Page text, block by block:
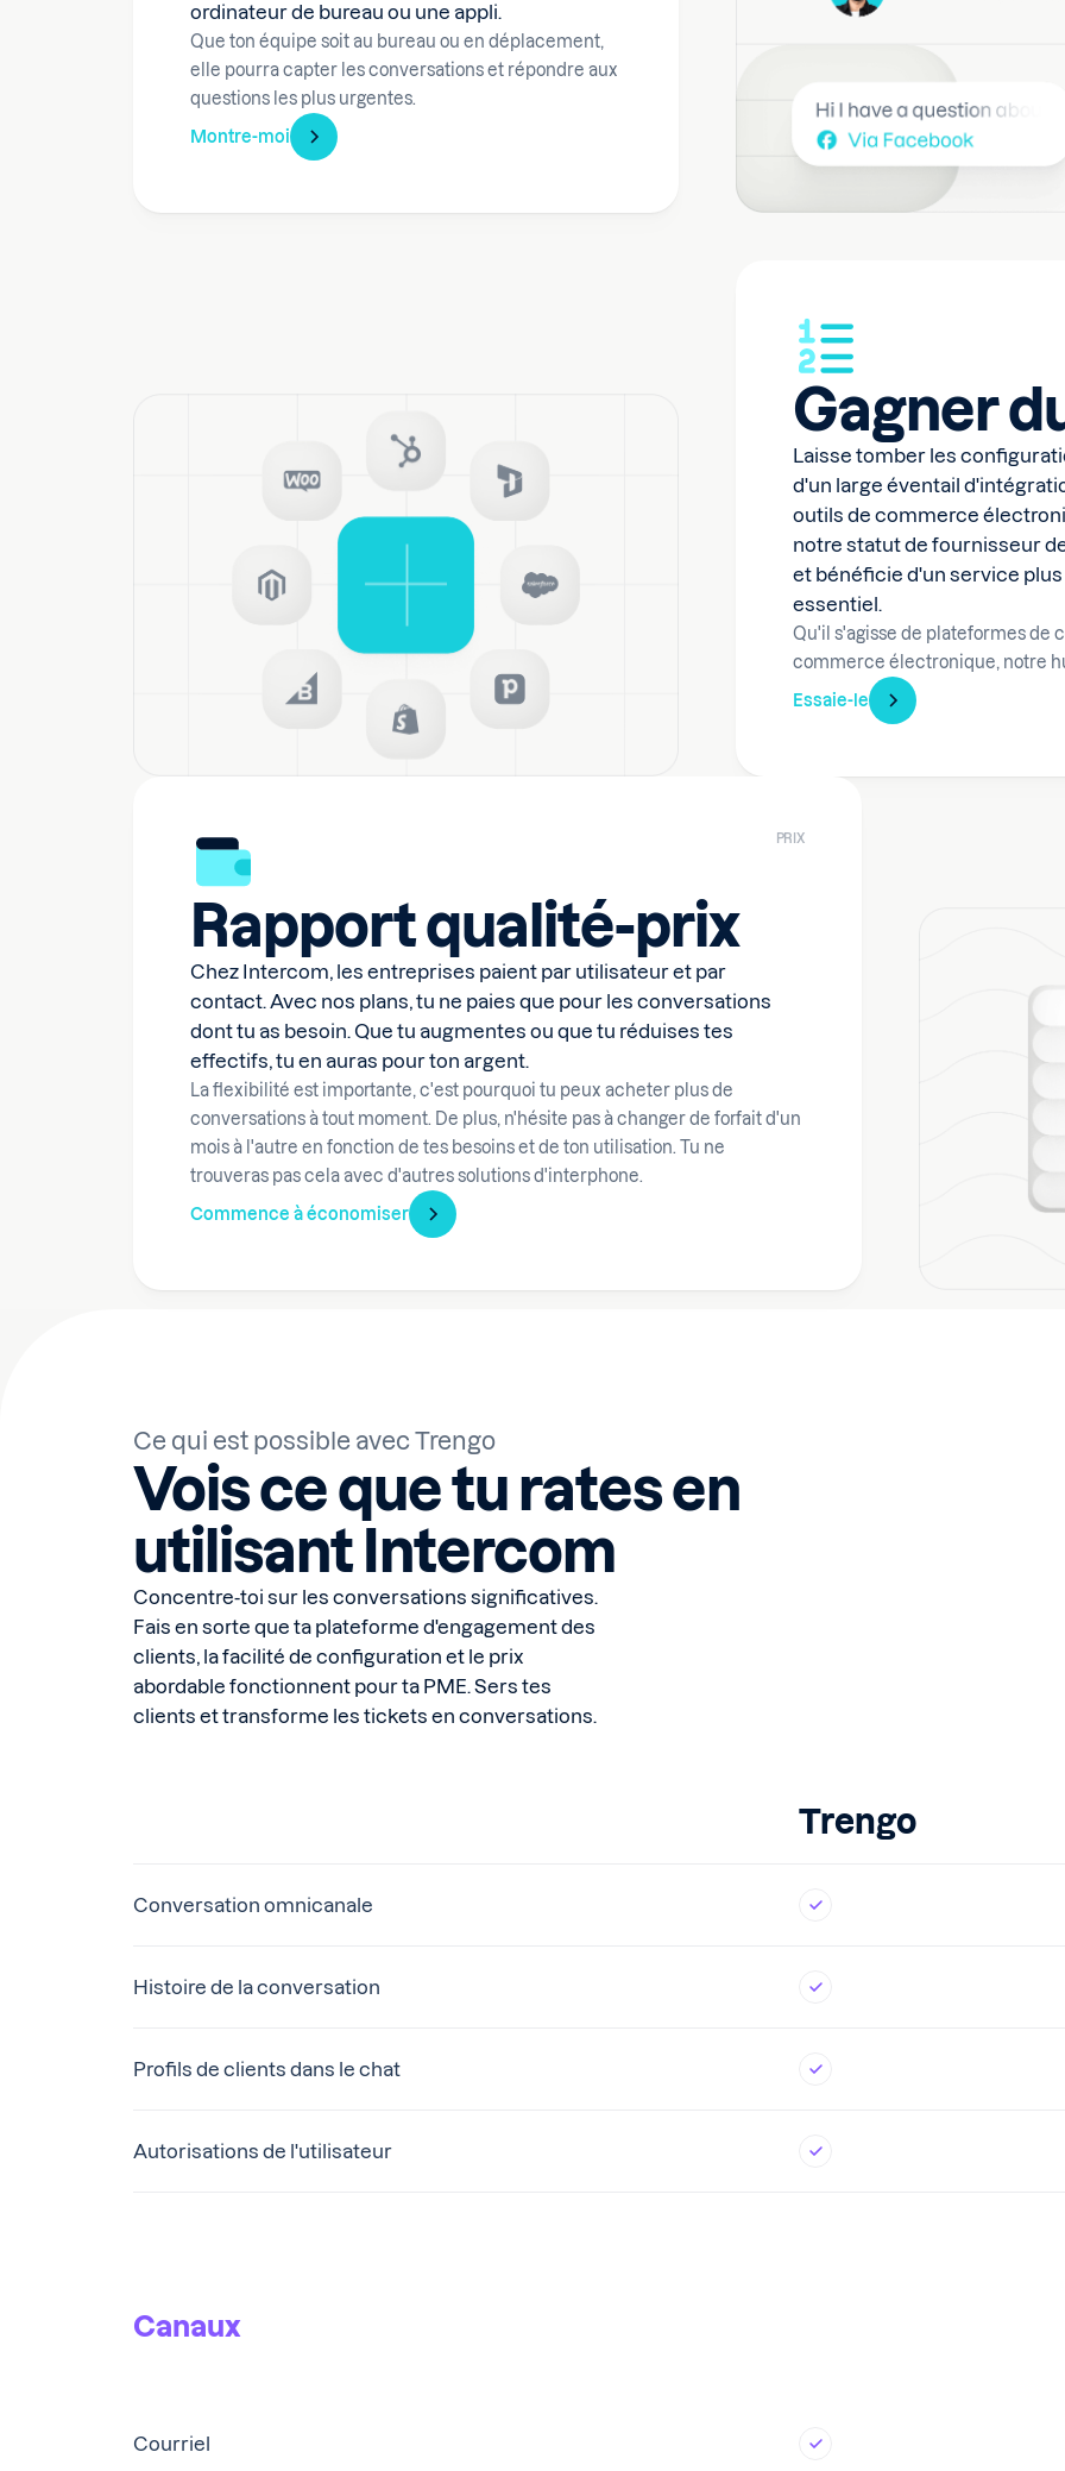
ordinateur de bureau ou une appli.
Que ton équipe soit au bureau ou en déplacement,
elle pourra capter les conversations et répondre aux
questions les plus urgentes.
Montre-moi
Gagner
Laisse tomber les
d'un large éventail
outils de commerce
notre statut de fournisseur
et bénéficie d'un service
essentiel.
Qu'il s'agisse de plateformes de
commerce électronique, notre
Essaie-le
PRIX
Rapport qualité-prix
Chez Intercom, les entreprises paient par utilisateur et par
contact. Avec nos plans, tu ne paies que pour les conversations
dont tu as besoin. Que tu augmentes ou que tu réduises tes
effectifs, tu en auras pour ton argent.
La flexibilité est importante, c'est pourquoi tu peux acheter plus de
conversations à tout moment. De plus, n'hésite pas à changer de forfait d'un
mois à l'autre en fonction de tes besoins et de ton utilisation. Tu ne
trouveras pas cela avec d'autres solutions d'interphone.
Commence à économiser
Ce qui est possible avec Trengo
Vois ce que tu rates en
utilisant Intercom
Concentre-toi sur les conversations significatives.
Fais en sorte que ta plateforme d'engagement des
clients, la facilité de configuration et le prix
abordable fonctionnent pour ta PME. Sers tes
clients et transforme les tickets en conversations.
Trengo
Conversation omnicanale
Histoire de la conversation
Profils de clients dans le chat
Autorisations de l'utilisateur
Canaux
Courriel